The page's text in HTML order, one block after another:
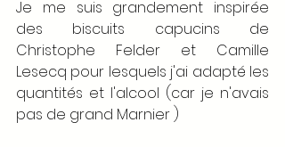
Je me suis grandement inspirée
des biscuits capucins de
Christophe Felder et Camille
Lesecq pour lesquels j'ai adapté les
quantités et l'alcool (car je n'avais
pas de grand Marnier )